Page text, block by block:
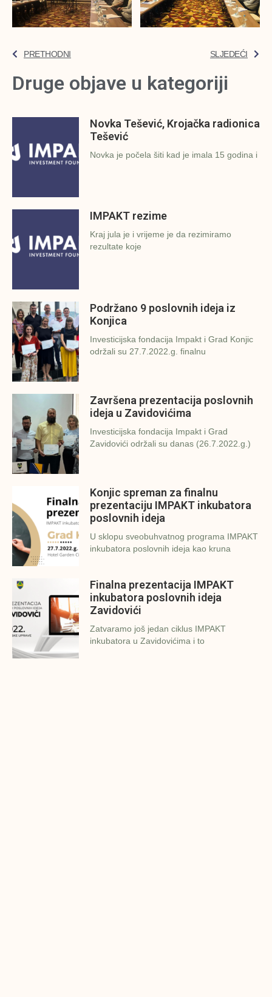
PRETHODNI SLJEDEĆI
Druge objave u kategoriji
Novka Tešević, Krojačka radionica
Tešević
Novka je počela šiti kad je imala 15 godina i
IMPAKT rezime
Kraj jula je i vrijeme je da rezimiramo
rezultate koje
Podržano 9 poslovnih ideja iz
Konjica
Investicijska fondacija Impakt i Grad Konjic
održali su 27.7.2022.g. finalnu
Završena prezentacija poslovnih
ideja u Zavidovićima
Investicijska fondacija Impakt i Grad
Zavidovići održali su danas (26.7.2022.g.)
Konjic spreman za finalnu
prezentaciju IMPAKT inkubatora
poslovnih ideja
U sklopu sveobuhvatnog programa IMPAKT
inkubatora poslovnih ideja kao kruna
Finalna prezentacija IMPAKT
inkubatora poslovnih ideja
Zavidovići
Zatvaramo još jedan ciklus IMPAKT
inkubatora u Zavidovićima i to